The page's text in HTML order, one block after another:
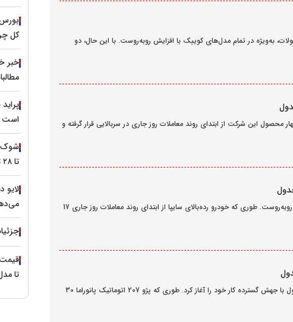
اسفند 1403 در تعدادی از محصولات، به‌ویژه در تمام مدل‌های کوییک با افزایش روبه‌روست. با این حال، دو
موتور امروز 26 اسفند 1403 اعلام شد. چهار محصول این شرکت از ابتدای روند معاملات روز جاری در سربالایی قرار گرفته و
قیمت محصولات سایپا امروز 26 اسفند 1403 همچنان با افزایش روبه‌روست. طوری که خودرو رده‌بالای سایپا از ابتدای روند معاملات روز جاری 17
قیمت محصولات ایران خودرو امروز 25 اسفند 1403 در 10 محصول با جهش گسترده کار خود را آغاز کرد. طوری که پژو 207 اتوماتیک پانوراما 30
کل
خبر
است
تا ۲۸ تیر ۱۴۰۵
لایو
تا مدل ۱۳۹۹ با نرخ ۷۹۰